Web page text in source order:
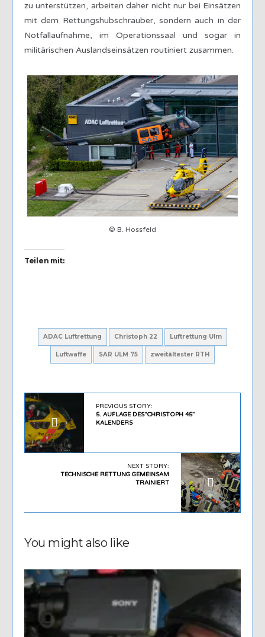
zu unterstützen, arbeiten daher nicht nur bei Einsätzen
mit dem Rettungshubschrauber, sondern auch in der
Notfallaufnahme, im Operationssaal und sogar in
militärischen Auslandseinsätzen routiniert zusammen.
© B. Hossfeld
Teilen mit:
ADAC Luftrettung Christoph 22 Luftrettung Ulm
Luftwaffe SAR ULM 75 zweitältester RTH
PREVIOUS STORY:
5. AUFLAGE DES”CHRISTOPH 45″
KALENDERS
NEXT STORY:
TECHNISCHE RETTUNG GEMEINSAM
TRAINIERT
You might also like